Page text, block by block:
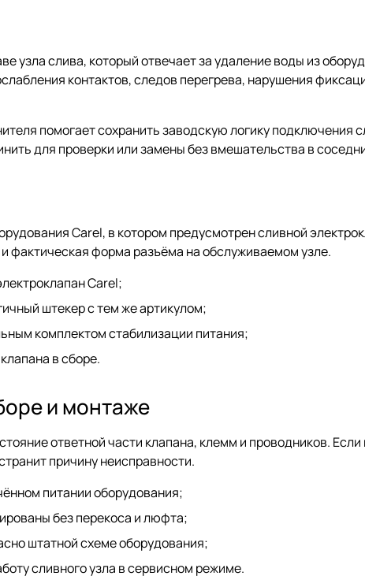
узла слива, который отвечает за удаление воды из
контактов, следов перегрева, нарушения
помогает сохранить заводскую логику
для проверки или замены без вмешательства в
Carel, в котором предусмотрен сливной
фактическая форма разъёма на обслуживаемом узле.
Carel;
штекер с тем же артикулом;
комплектом стабилизации питания;
в сборе.
и монтаже
ответной части клапана, клемм и проводников.
причину неисправности.
питании оборудования;
без перекоса и люфта;
штатной схеме оборудования;
сливного узла в сервисном режиме.